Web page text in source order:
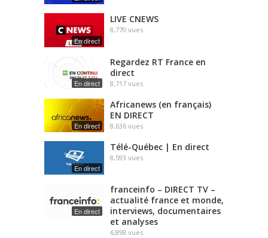
En direct
LIVE CNEWS
8,770 vues
En direct
Regardez RT France en
direct
8,717 vues
En direct
Africanews (en français)
EN DIRECT
8,636 vues
En direct
Télé-Québec | En direct
8,593 vues
En direct
franceinfo – DIRECT TV –
actualité france et monde,
interviews, documentaires
et analyses
6,898 vues